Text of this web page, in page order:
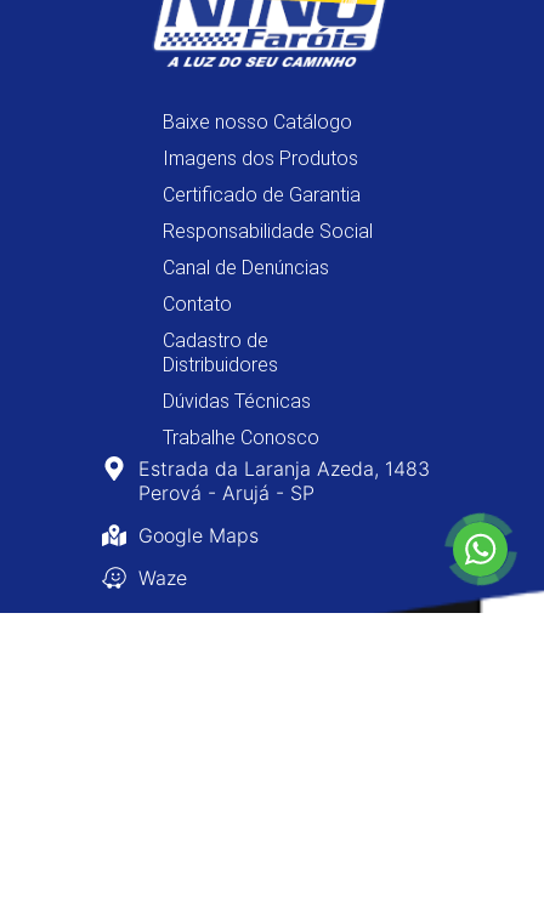
Baixe nosso Catálogo
Imagens dos Produtos
Certificado de Garantia
Responsabilidade Social
Canal de Denúncias
Contato
Cadastro de
Distribuidores
Dúvidas Técnicas
Trabalhe Conosco
Estrada da Laranja Azeda, 1483
Perová - Arujá - SP
Google Maps
Waze